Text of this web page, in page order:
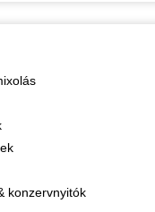
konzervnyitók